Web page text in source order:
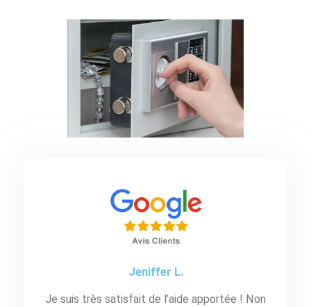
Jeniffer L.
Je suis très satisfait de l’aide apportée ! Non